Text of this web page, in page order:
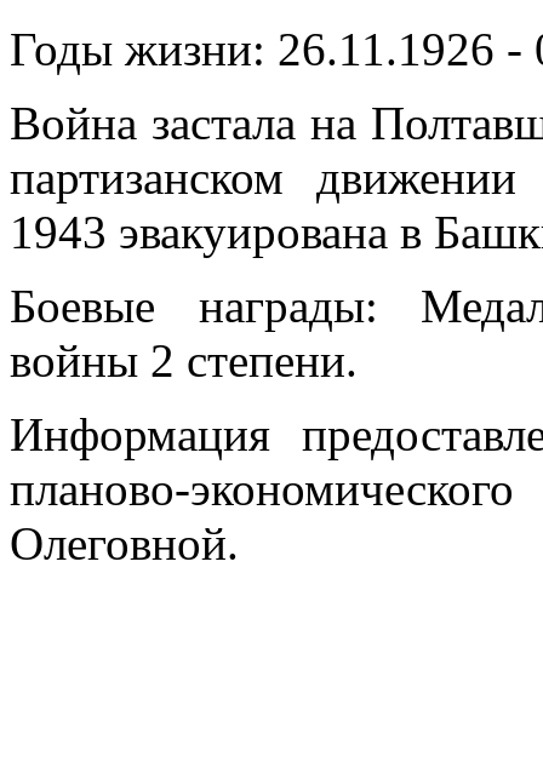
Годы жизни: 26.11.1926 -
Война застала на
партизанском
1943 эвакуирована в
Боевые награды:
войны 2 степени.
Информация
планово-
Олеговной.